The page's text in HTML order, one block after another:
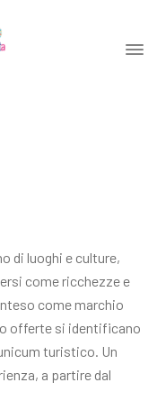
di luoghi e culture,
come ricchezze e
come marchio
offerte si identificano
turistico. Un
a partire dal